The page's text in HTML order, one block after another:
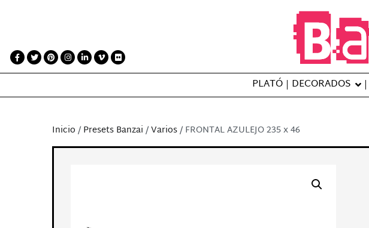
PLATÓ DECORADOS
Inicio/Presets Banzai/Varios/ FRONTAL AZULEJO 235 x 46